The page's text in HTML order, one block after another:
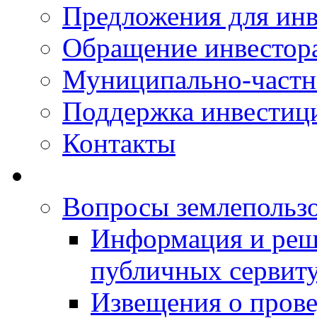
Предложения для
Обращение
Муниципально-
Поддержка
Контакты
Вопросы
Информация и
публичных
Извещения о